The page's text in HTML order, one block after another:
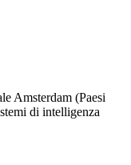
Amsterdam (Paesi
di intelligenza